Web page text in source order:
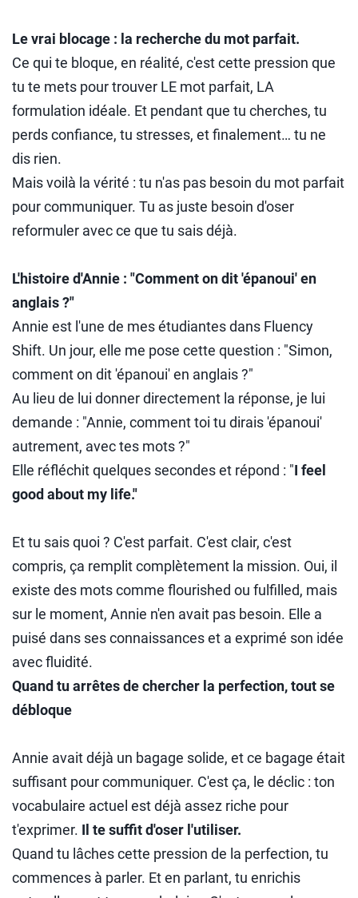
Le vrai blocage : la recherche du mot parfait.
Ce qui te bloque, en réalité, c'est cette pression que
tu te mets pour trouver LE mot parfait, LA
formulation idéale. Et pendant que tu cherches, tu
perds confiance, tu stresses, et finalement… tu ne
dis rien.
Mais voilà la vérité : tu n'as pas besoin du mot parfait
pour communiquer. Tu as juste besoin d'oser
reformuler avec ce que tu sais déjà.
L'histoire d'Annie : "Comment on dit 'épanoui' en
anglais ?"
Annie est l'une de mes étudiantes dans Fluency
Shift. Un jour, elle me pose cette question : "Simon,
comment on dit 'épanoui' en anglais ?"
Au lieu de lui donner directement la réponse, je lui
demande : "Annie, comment toi tu dirais 'épanoui'
autrement, avec tes mots ?"
Elle réfléchit quelques secondes et répond : "I feel
good about my life."
Et tu sais quoi ? C'est parfait. C'est clair, c'est
compris, ça remplit complètement la mission. Oui, il
existe des mots comme flourished ou fulfilled, mais
sur le moment, Annie n'en avait pas besoin. Elle a
puisé dans ses connaissances et a exprimé son idée
avec fluidité.
Quand tu arrêtes de chercher la perfection, tout se
débloque
Annie avait déjà un bagage solide, et ce bagage était
suffisant pour communiquer. C'est ça, le déclic : ton
vocabulaire actuel est déjà assez riche pour
t'exprimer. Il te suffit d'oser l'utiliser.
Quand tu lâches cette pression de la perfection, tu
commences à parler. Et en parlant, tu enrichis